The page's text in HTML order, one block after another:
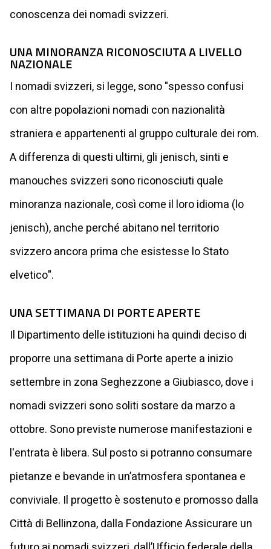
conoscenza dei nomadi svizzeri.
UNA MINORANZA RICONOSCIUTA A LIVELLO
NAZIONALE
I nomadi svizzeri, si legge, sono "spesso confusi
con altre popolazioni nomadi con nazionalità
straniera e appartenenti al gruppo culturale dei rom.
A differenza di questi ultimi, gli jenisch, sinti e
manouches svizzeri sono riconosciuti quale
minoranza nazionale, così come il loro idioma (lo
jenisch), anche perché abitano nel territorio
svizzero ancora prima che esistesse lo Stato
elvetico".
UNA SETTIMANA DI PORTE APERTE
Il Dipartimento delle istituzioni ha quindi deciso di
proporre una settimana di Porte aperte a inizio
settembre in zona Seghezzone a Giubiasco, dove i
nomadi svizzeri sono soliti sostare da marzo a
ottobre. Sono previste numerose manifestazioni e
l'entrata è libera. Sul posto si potranno consumare
pietanze e bevande in un’atmosfera spontanea e
conviviale. Il progetto è sostenuto e promosso dalla
Città di Bellinzona, dalla Fondazione Assicurare un